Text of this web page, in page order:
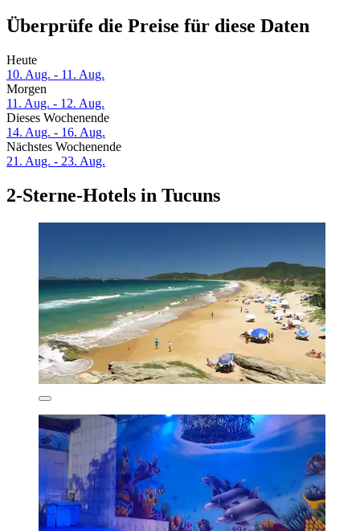
Überprüfe die Preise für diese Daten
Heute
10. Aug. - 11. Aug.
Morgen
11. Aug. - 12. Aug.
Dieses Wochenende
14. Aug. - 16. Aug.
Nächstes Wochenende
21. Aug. - 23. Aug.
2-Sterne-Hotels in Tucuns